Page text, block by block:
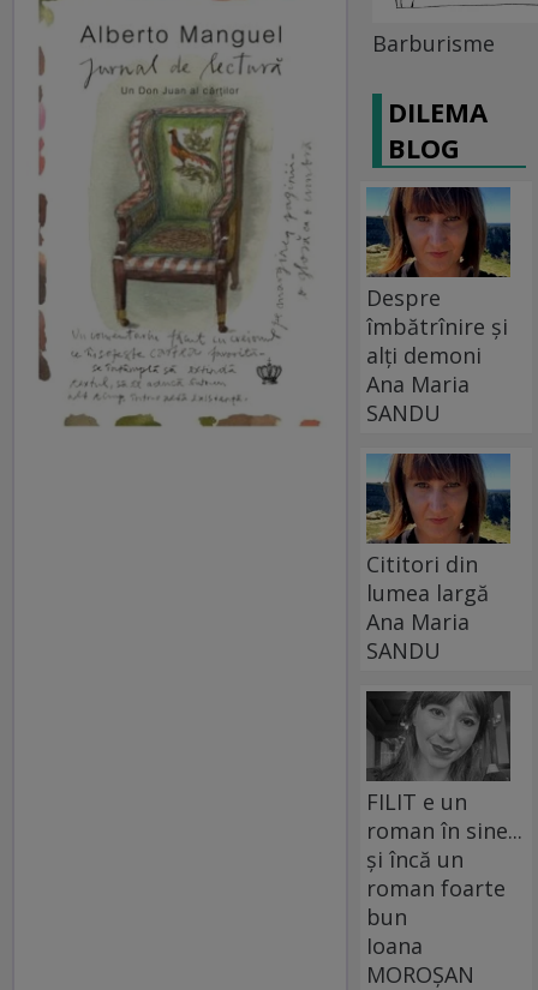
Barburisme
DILEMA
BLOG
Despre
îmbătrînire și
alți demoni
Ana Maria
SANDU
Cititori din
lumea largă
Ana Maria
SANDU
FILIT e un
roman în sine...
și încă un
roman foarte
bun
Ioana
MOROȘAN